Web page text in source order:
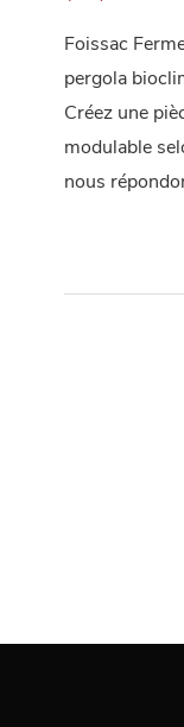
Foissac
pergola
Créez une
modulable
nous